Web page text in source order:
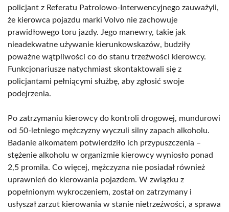
policjant z Referatu Patrolowo-Interwencyjnego zauważyli,
że kierowca pojazdu marki Volvo nie zachowuje
prawidłowego toru jazdy. Jego manewry, takie jak
nieadekwatne używanie kierunkowskazów, budziły
poważne wątpliwości co do stanu trzeźwości kierowcy.
Funkcjonariusze natychmiast skontaktowali się z
policjantami pełniącymi służbę, aby zgłosić swoje
podejrzenia.
Po zatrzymaniu kierowcy do kontroli drogowej, mundurowi
od 50-letniego mężczyzny wyczuli silny zapach alkoholu.
Badanie alkomatem potwierdziło ich przypuszczenia –
stężenie alkoholu w organizmie kierowcy wyniosło ponad
2,5 promila. Co więcej, mężczyzna nie posiadał również
uprawnień do kierowania pojazdem. W związku z
popełnionym wykroczeniem, został on zatrzymany i
usłyszał zarzut kierowania w stanie nietrzeźwości, a sprawa